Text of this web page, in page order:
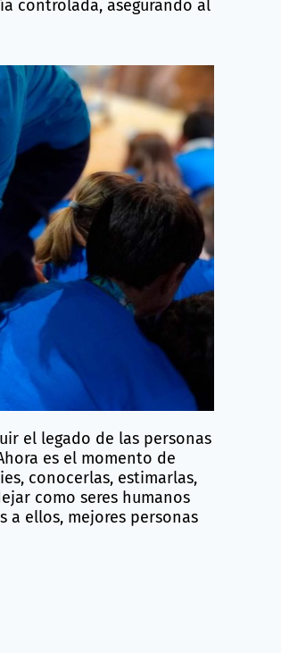
las Personas
en valor el
realizan
cuidan a los animales,
la mayoría de los casos
los BIOPARCcuentan
para aportar todas
en cuidados veterinarios y
retos como
garantizar
controlada, asegurando al